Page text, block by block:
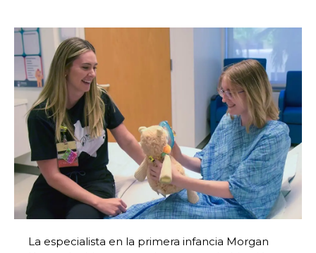
La especialista en la primera infancia Morgan